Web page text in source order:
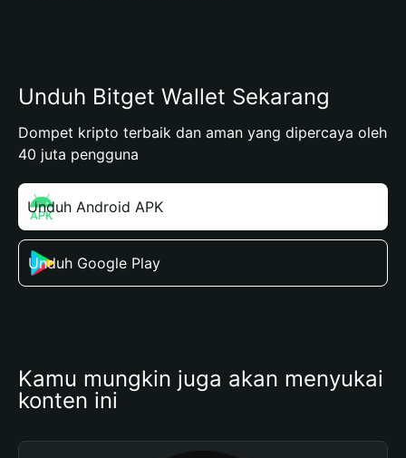
Unduh Bitget Wallet Sekarang
Dompet kripto terbaik dan aman yang dipercaya oleh
40 juta pengguna
Unduh Android APK
Unduh Google Play
Kamu mungkin juga akan menyukai
konten ini